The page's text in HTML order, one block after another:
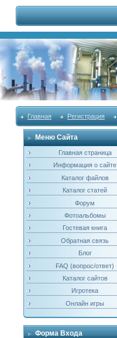
Главная Регистрация
Меню Сайта
Главная страница
Информация о сайте
Каталог файлов
Каталог статей
Форум
Фотоальбомы
Гостевая книга
Обратная связь
Блог
FAQ (вопрос/ответ)
Каталог сайтов
Игротека
Онлайн игры
Форма Входа